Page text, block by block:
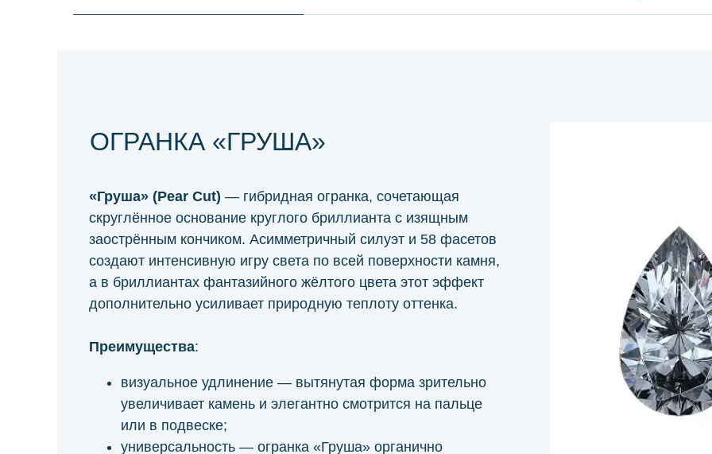
«Груша» (Pear Cut) — гибридная огранка, сочетающая
скруглённое основание круглого бриллианта с изящным
заострённым кончиком. Асимметричный силуэт и 58 фасетов
создают интенсивную игру света по всей поверхности камня,
а в бриллиантах фантазийного жёлтого цвета этот эффект
дополнительно усиливает природную теплоту оттенка.
Преимущества:
визуальное удлинение — вытянутая форма зрительно
увеличивает камень и элегантно смотрится на пальце
или в подвеске;
универсальность — огранка «Груша» органично
ОГРАНКА «ГРУША»